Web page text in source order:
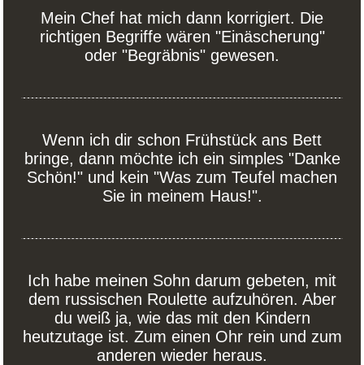
Mein Chef hat mich dann korrigiert. Die
richtigen Begriffe wären "Einäscherung"
oder "Begräbnis" gewesen.
Wenn ich dir schon Frühstück ans Bett
bringe, dann möchte ich ein simples "Danke
Schön!" und kein "Was zum Teufel machen
Sie in meinem Haus!".
Ich habe meinen Sohn darum gebeten, mit
dem russischen Roulette aufzuhören. Aber
du weiß ja, wie das mit den Kindern
heutzutage ist. Zum einen Ohr rein und zum
anderen wieder heraus.